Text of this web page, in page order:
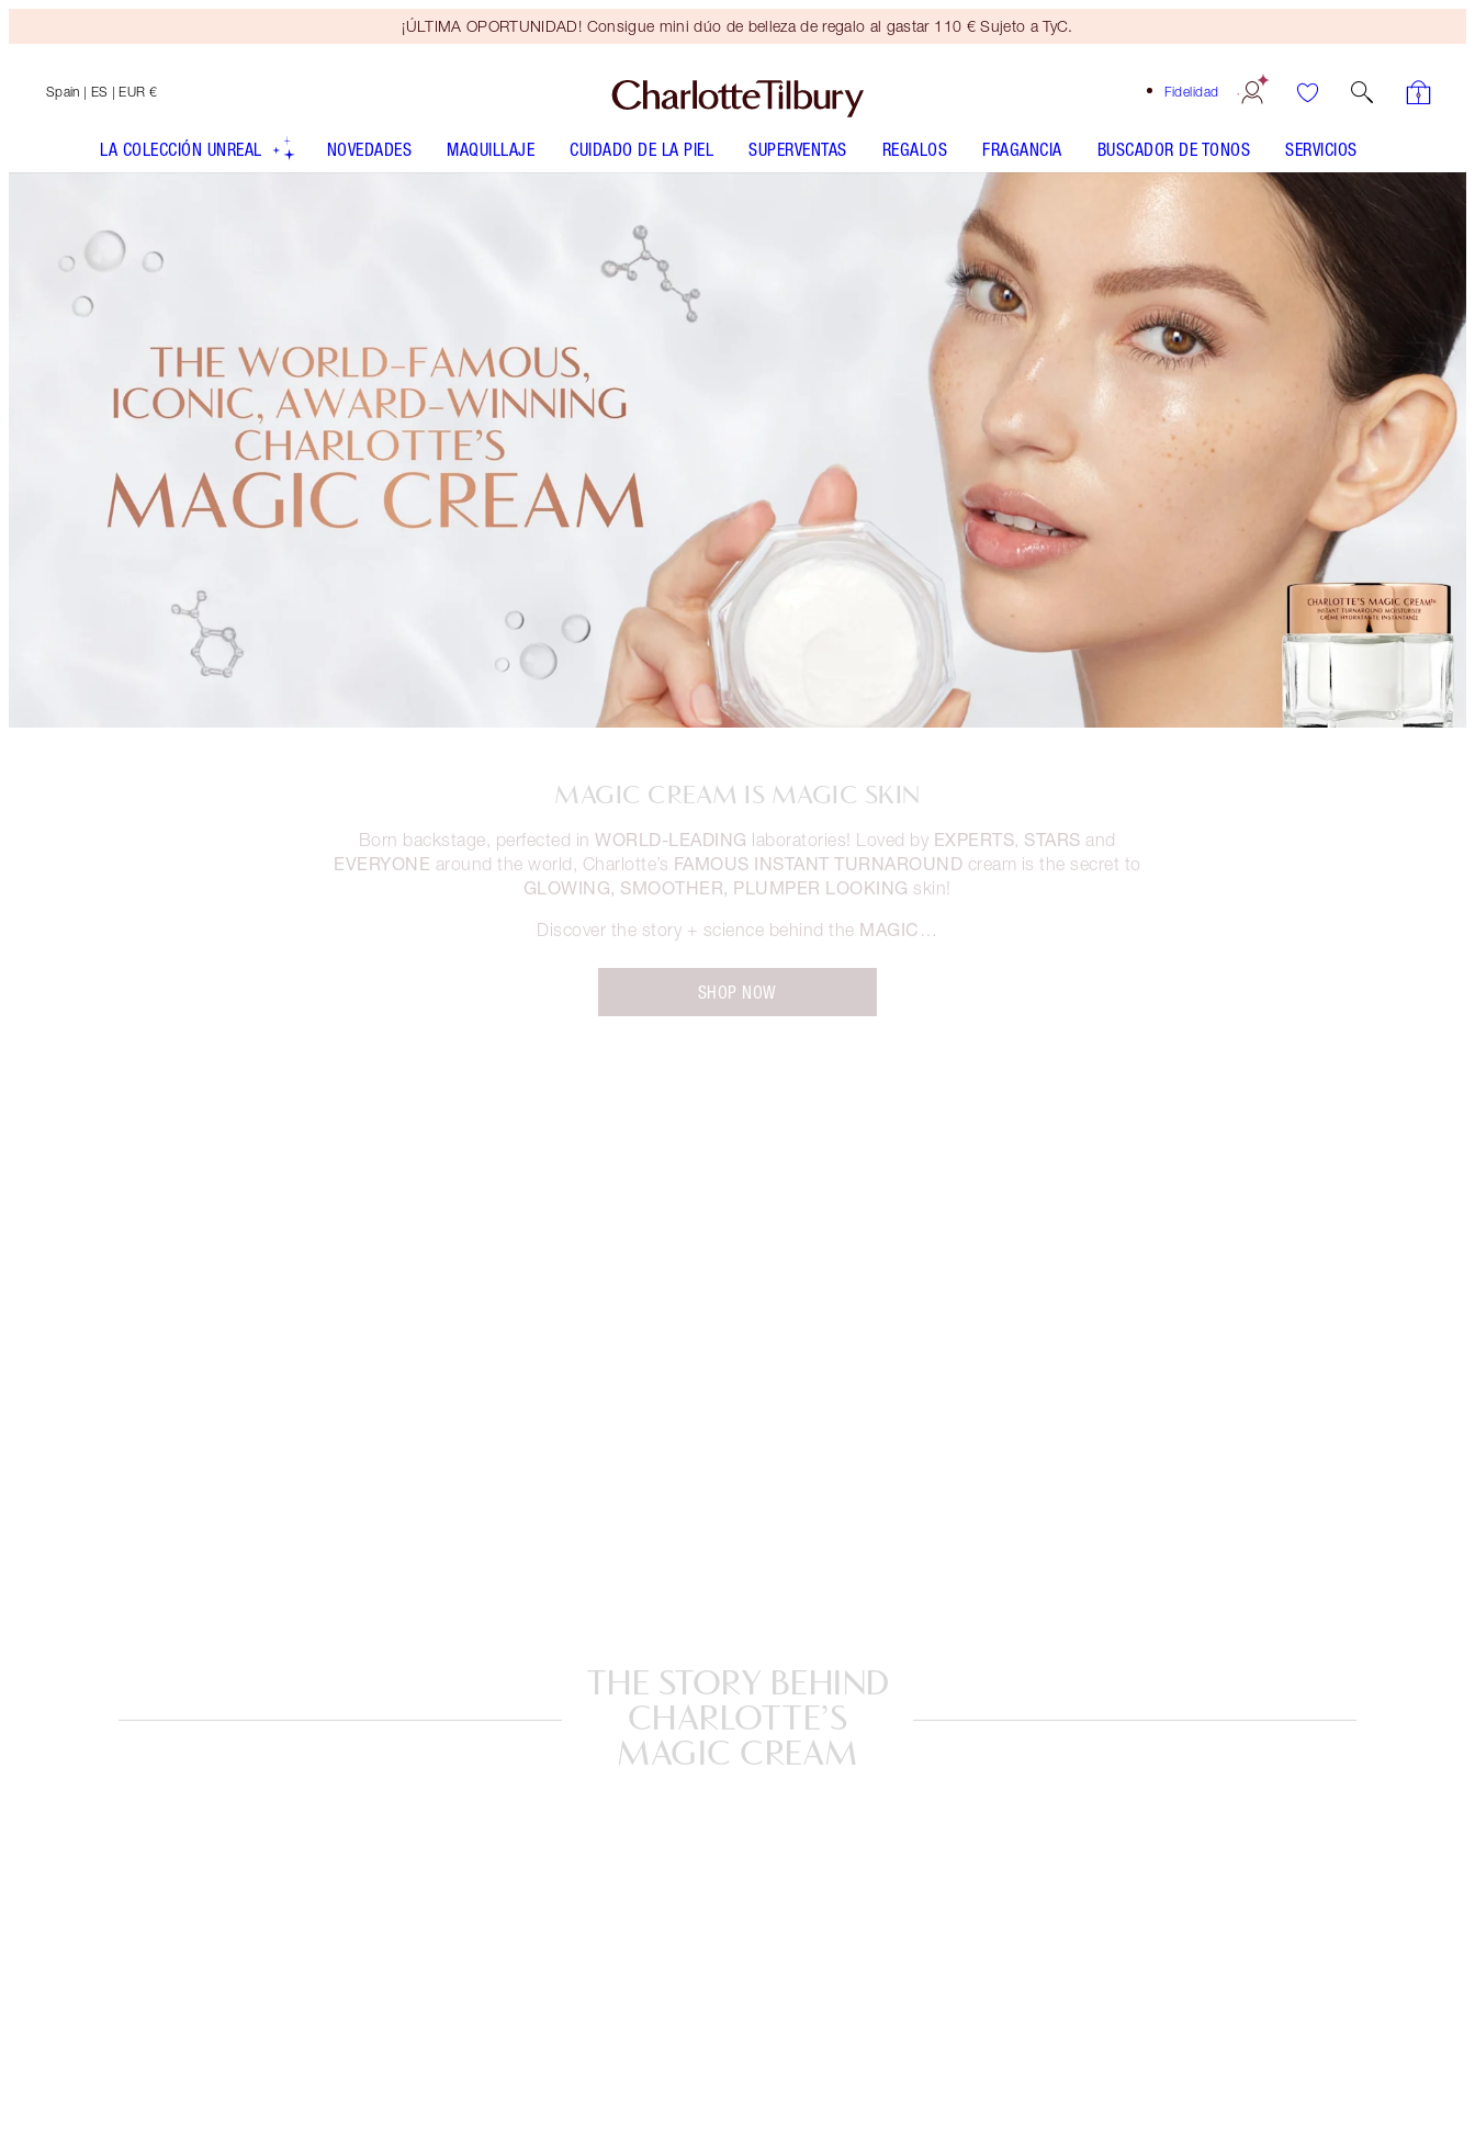
¡ÚLTIMA OPORTUNIDAD! Consigue mini dúo de belleza de regalo al gastar 110 € Sujeto a TyC.
Fidelidad
Spain | ES | EUR €
LA COLECCIÓN UNREAL NOVEDADES MAQUILLAJE CUIDADO DE LA PIEL SUPERVENTAS REGALOS FRAGANCIA BUSCADOR DE TONOS SERVICIOS
MAGIC CREAM IS MAGIC SKIN
Born backstage, perfected inWORLD-LEADING laboratories! Loved by EXPERTS, STARS and
EVERYONE around the world, Charlotte’s FAMOUS INSTANT TURNAROUND cream is the secret to
GLOWING, SMOOTHER, PLUMPER LOOKING skin!
Discover the story + science behind the MAGIC …
SHOP NOW
THE STORY BEHIND
CHARLOTTE’S
MAGIC CREAM